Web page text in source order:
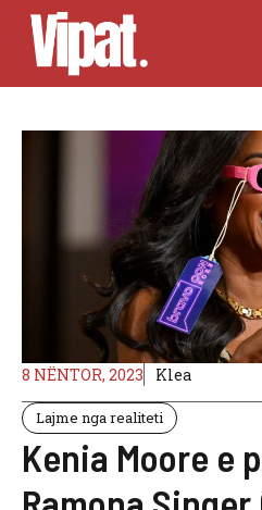
Skip
content
8 NËNTOR, 2023 Klea
Lajme nga realiteti
Kenia Moore e